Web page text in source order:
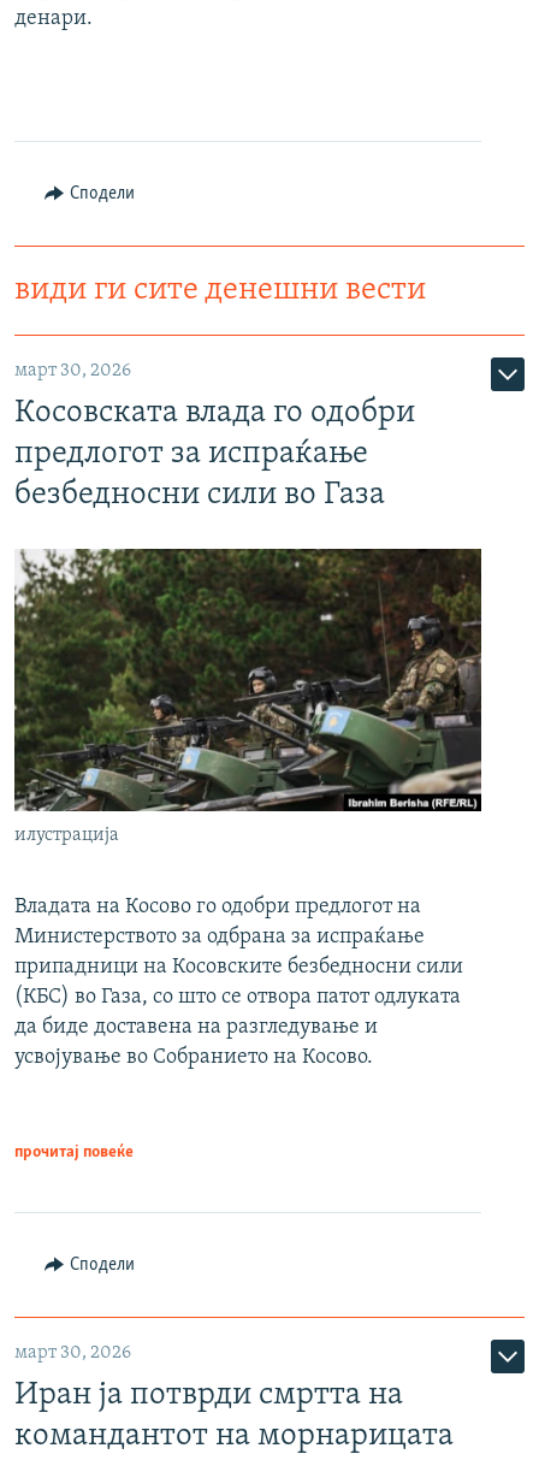
денари.
Сподели
види ги сите денешни вести
март 30, 2026
Косовската влада го одобри
предлогот за испраќање
безбедносни сили во Газа
илустрација
Владата на Косово го одобри предлогот на
Министерството за одбрана за испраќање
припадници на Косовските безбедносни сили
(КБС) во Газа, со што се отвора патот одлуката
да биде доставена на разгледување и
усвојување во Собранието на Косово.
прочитај повеќе
Сподели
март 30, 2026
Иран ја потврди смртта на
командантот на морнарицата